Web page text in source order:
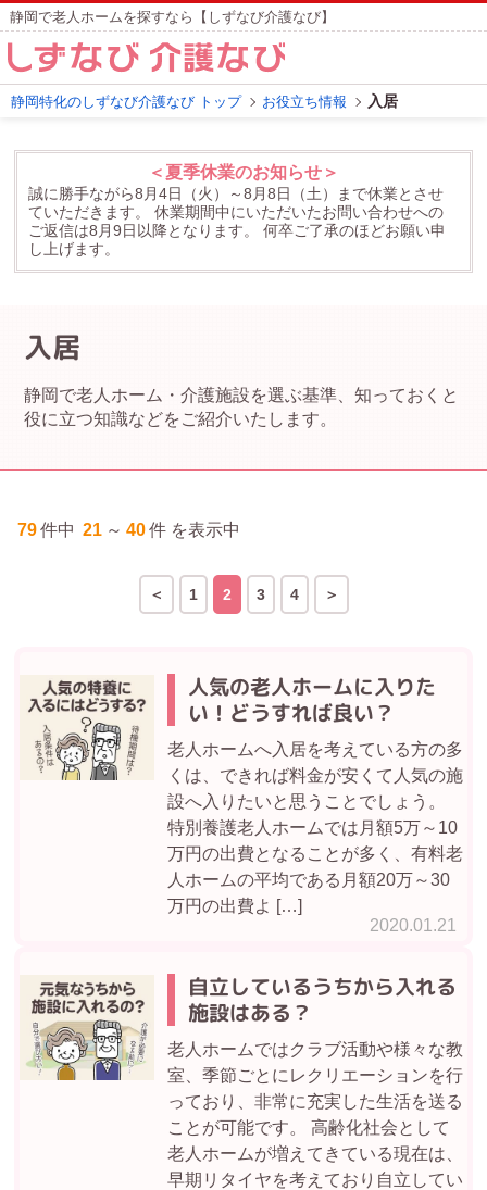
静岡で老人ホームを探すなら【しずなび介護なび】
静岡特化のしずなび介護なび トップ お役立ち情報 入居
＜夏季休業のお知らせ＞
誠に勝手ながら8月4日（火）～8月8日（土）まで休業とさせ
ていただきます。
休業期間中にいただいたお問い合わせへの
ご返信は8月9日以降となります。
何卒ご了承のほどお願い申
し上げます。
入居
静岡で老人ホーム・介護施設を選ぶ基準、知っておくと
役に立つ知識などをご紹介いたします。
79 件中 21 ～ 40 件 を表示中
1 2 3 4
人気の老人ホームに入りた
い！どうすれば良い？
2020.01.21
老人ホームへ入居を考えている方の多
くは、できれば料金が安くて人気の施
設へ入りたいと思うことでしょう。
特別養護老人ホームでは月額5万～10
万円の出費となることが多く、有料老
人ホームの平均である月額20万～30
万円の出費よ […]
自立しているうちから入れる
施設はある？
老人ホームではクラブ活動や様々な教
室、季節ごとにレクリエーションを行
っており、非常に充実した生活を送る
ことが可能です。 高齢化社会として
老人ホームが増えてきている現在は、
早期リタイヤを考えており自立してい